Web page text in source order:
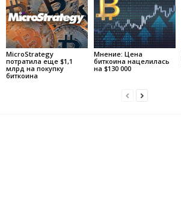
MicroStrategy
потратила еще $1,1
млрд на покупку
биткоина
Мнение: Цена
биткоина нацелилась
на $130 000